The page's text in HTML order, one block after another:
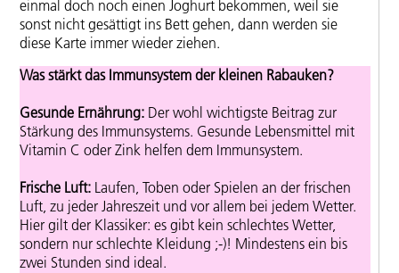
einmal doch noch einen Joghurt bekommen, weil sie
sonst nicht gesättigt ins Bett gehen, dann werden sie
diese Karte immer wieder ziehen.
Was stärkt das Immunsystem der kleinen Rabauken?
Gesunde Ernährung: Der wohl wichtigste Beitrag zur
Stärkung des Immunsystems. Gesunde Lebensmittel mit
Vitamin C oder Zink helfen dem Immunsystem.
Frische Luft: Laufen, Toben oder Spielen an der frischen
Luft, zu jeder Jahreszeit und vor allem bei jedem Wetter.
Hier gilt der Klassiker: es gibt kein schlechtes Wetter,
sondern nur schlechte Kleidung ;-)! Mindestens ein bis
zwei Stunden sind ideal.